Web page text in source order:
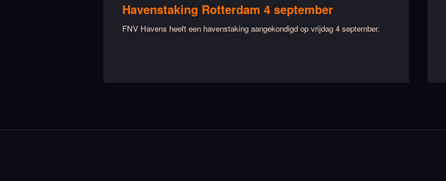
Havenstaking Rotterdam 4 september
FNV Havens heeft een havenstaking aangekondigd op vrijdag 4 september.